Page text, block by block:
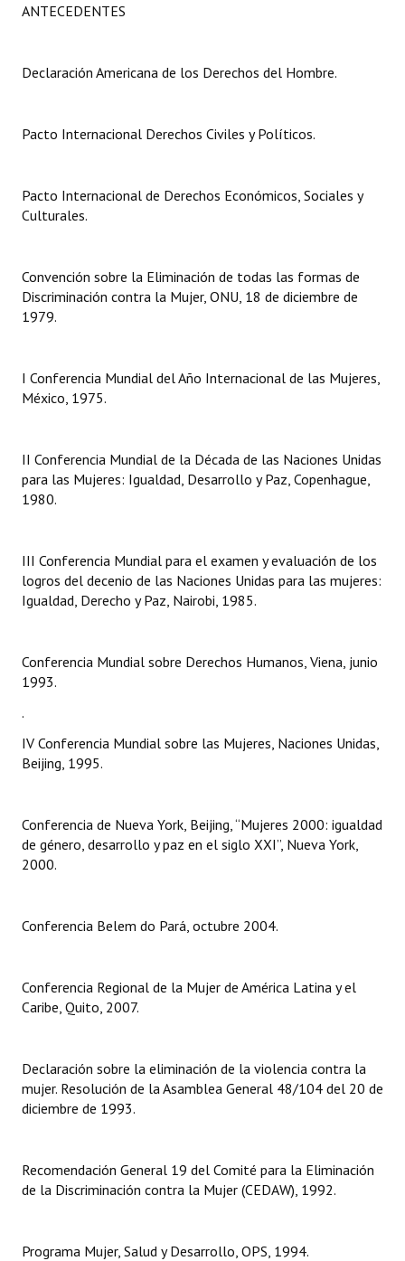
Organigrama
Proyectos Presentados
Informes de Unidad Coordinadora
Actas de Audiencias Públicas
Comunicaciones
Declaraciones
Resoluciones de Presidencia
INSTITUCIONAL
Noticias Destacadas
Datos Históricos
Audiencias Públicas - Registro
Mujeres que Dejaron Huellas - Registro
Banca del Vecino - Registro
Huéspedes de Honor - Registro
Reconocimientos - Registro
Entrega de distinciones
ANTECEDENTES
Declaración Americana de los Derechos del Hombre.
Pacto Internacional Derechos Civiles y Políticos.
Pacto Internacional de Derechos Económicos, Sociales y
Culturales.
Convención sobre la Eliminación de todas las formas de
Discriminación contra la Mujer, ONU, 18 de diciembre de
1979.
I Conferencia Mundial del Año Internacional de las Mujeres,
México, 1975.
II Conferencia Mundial de la Década de las Naciones Unidas
para las Mujeres: Igualdad, Desarrollo y Paz, Copenhague,
1980.
III Conferencia Mundial para el examen y evaluación de los
logros del decenio de las Naciones Unidas para las mujeres:
Igualdad, Derecho y Paz, Nairobi, 1985.
Conferencia Mundial sobre Derechos Humanos, Viena, junio
1993.
.
IV Conferencia Mundial sobre las Mujeres, Naciones Unidas,
Beijing, 1995.
Conferencia de Nueva York, Beijing, “Mujeres 2000: igualdad
de género, desarrollo y paz en el siglo XXI”, Nueva York,
2000.
Conferencia Belem do Pará, octubre 2004.
Conferencia Regional de la Mujer de América Latina y el
Caribe, Quito, 2007.
Declaración sobre la eliminación de la violencia contra la
mujer. Resolución de la Asamblea General 48/104 del 20 de
diciembre de 1993.
Recomendación General 19 del Comité para la Eliminación
de la Discriminación contra la Mujer (CEDAW), 1992.
Programa Mujer, Salud y Desarrollo, OPS, 1994.